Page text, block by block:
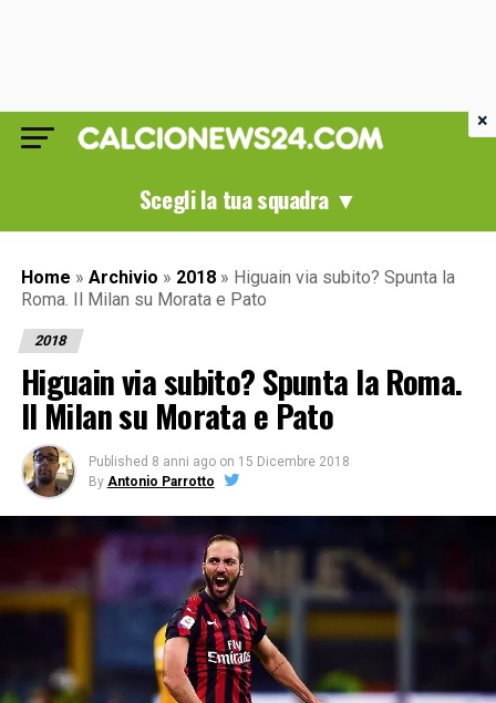
Scegli la tua squadra ▼
Home » Archivio » 2018 » Higuain via subito? Spunta la
Roma. Il Milan su Morata e Pato
2018
Higuain via subito? Spunta la Roma.
Il Milan su Morata e Pato
Published 8 anni ago on 15 Dicembre 2018
By Antonio Parrotto
×